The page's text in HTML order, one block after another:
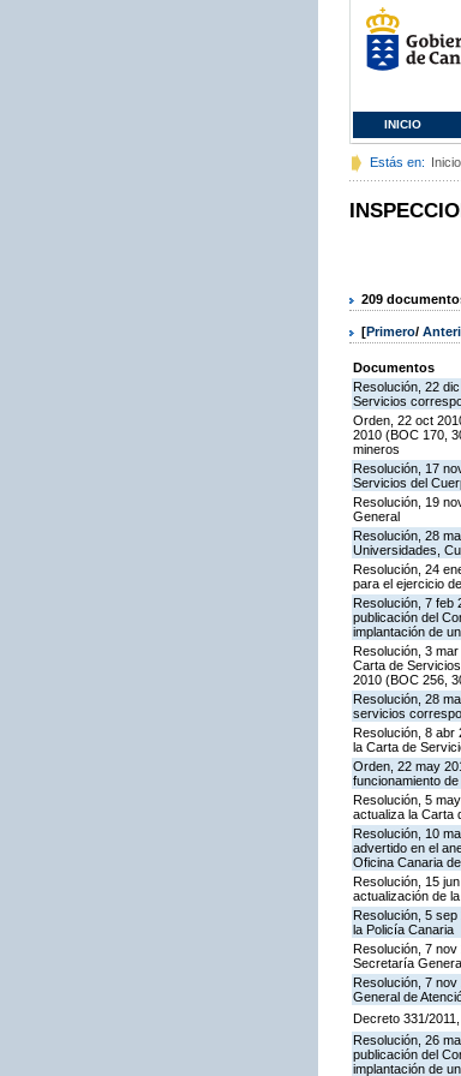
INICIO
Estás en: Inicio
209
[Primero/
Documentos
Resolución, 22
Servicios
Orden, 22 oct
2010 (BOC 170,
mineros
Resolución, 17
Servicios del
Resolución, 19
General
Resolución, 28
Universidades,
Resolución, 24
para el ejercicio
Resolución, 7 feb
publicación del
implantación de
Resolución, 3
Carta de
2010 (BOC 256,
Resolución, 28
servicios
Resolución, 8
la Carta de
Orden, 22 may
funcionamiento
Resolución, 5
actualiza la Carta
Resolución, 10
advertido en el
Oficina Canaria
Resolución, 15
actualización de
Resolución, 5
la Policía Canaria
Resolución, 7
Secretaría
Resolución, 7
General de
Decreto 331/
Resolución, 26
publicación del
implantación de